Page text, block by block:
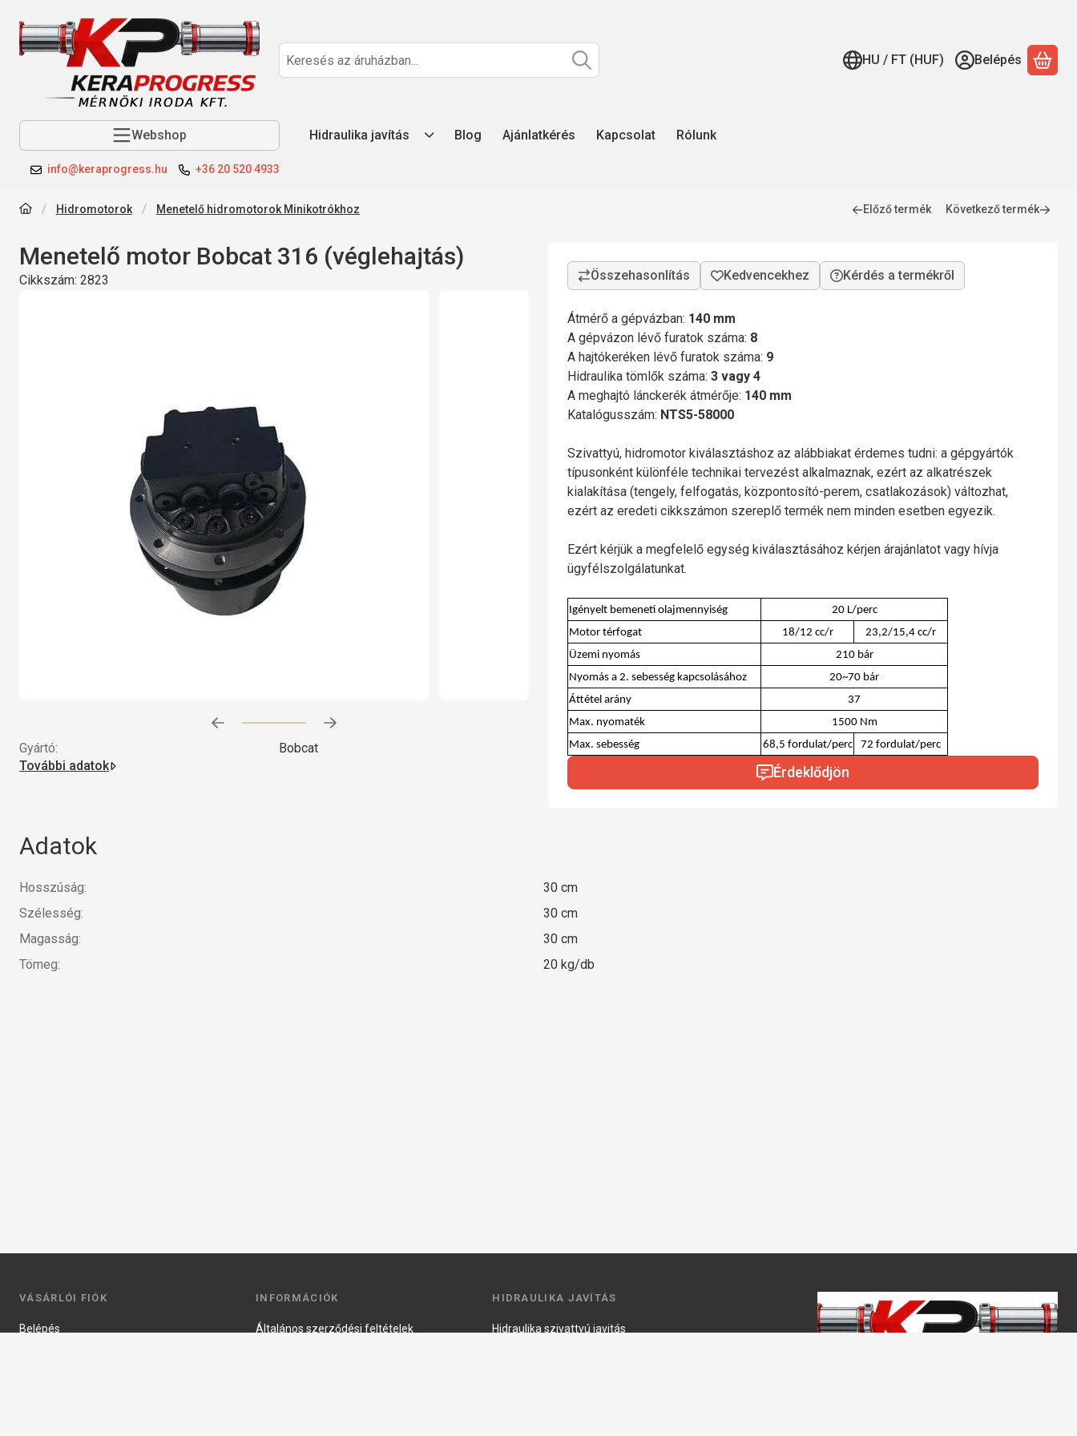
HU / FT (HUF) Belépés A
Webshop Hidraulika javítás Blog Ajánlatkérés Kapcsolat Rólunk
info@keraprogress.hu +36 20 520 4933
Hidromotorok Menetelő hidromotorok Minikotrókhoz Előző termék Következő termék
Menetelő motor Bobcat 316 (véglehajtás)
Cikkszám: 2823
Gyártó:
Bobcat
További adatok
Kérdés a termékről
Átmérő a gépvázban: 140 mm
A gépvázon lévő furatok száma: 8
A hajtókeréken lévő furatok száma: 9
Hidraulika tömlők száma: 3 vagy 4
A meghajtó lánckerék átmérője: 140 mm
Katalógusszám: NTS5-58000
Szivattyú, hidromotor kiválasztáshoz az alábbiakat érdemes tudni: a gépgyártók
típusonként különféle technikai tervezést alkalmaznak, ezért az alkatrészek
kialakítása (tengely, felfogatás, központosító-perem, csatlakozások) változhat,
ezért az eredeti cikkszámon szereplő termék nem minden esetben egyezik.
Ezért kérjük a megfelelő egység kiválasztásához kérjen árajánlatot vagy hívja
ügyfélszolgálatunkat.
Igényelt bemeneti olajmennyiség
20 L/perc
Motor térfogat
18/12 cc/r
23,2/15,4 cc/r
Üzemi nyomás
210 bár
Nyomás a 2. sebesség kapcsolásához
20~70 bár
Áttétel arány
37
Max. nyomaték
1500 Nm
Max. sebesség
68,5 fordulat/perc 72 fordulat/perc
Érdeklődjön
Adatok
Hosszúság:
30 cm
Szélesség:
30 cm
Magasság:
30 cm
Tömeg:
20 kg/db
VÁSÁRLÓI FIÓK
Belépés
INFORMÁCIÓK
Általános szerződési feltételek
HIDRAULIKA JAVÍTÁS
Hidraulika szivattyú javitás